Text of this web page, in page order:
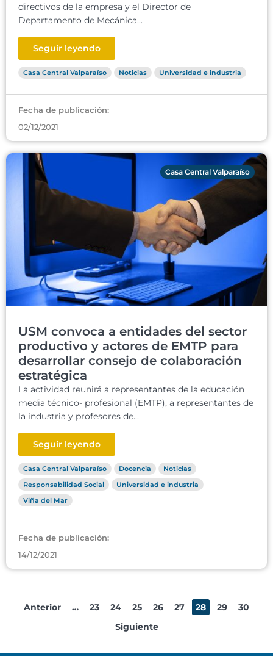
directivos de la empresa y el Director de
Departamento de Mecánica...
Seguir leyendo
Casa Central Valparaíso Noticias Universidad e industria
Fecha de publicación:
02/12/2021
Casa Central Valparaíso
USM convoca a entidades del sector
productivo y actores de EMTP para
desarrollar consejo de colaboración
estratégica
La actividad reunirá a representantes de la educación
media técnico- profesional (EMTP), a representantes de
la industria y profesores de...
Seguir leyendo
Casa Central Valparaíso Docencia
Noticias
Responsabilidad Social
Universidad e industria
Viña del Mar
Fecha de publicación:
14/12/2021
Anterior … 23 24 25 26 27 28 29
30
Siguiente